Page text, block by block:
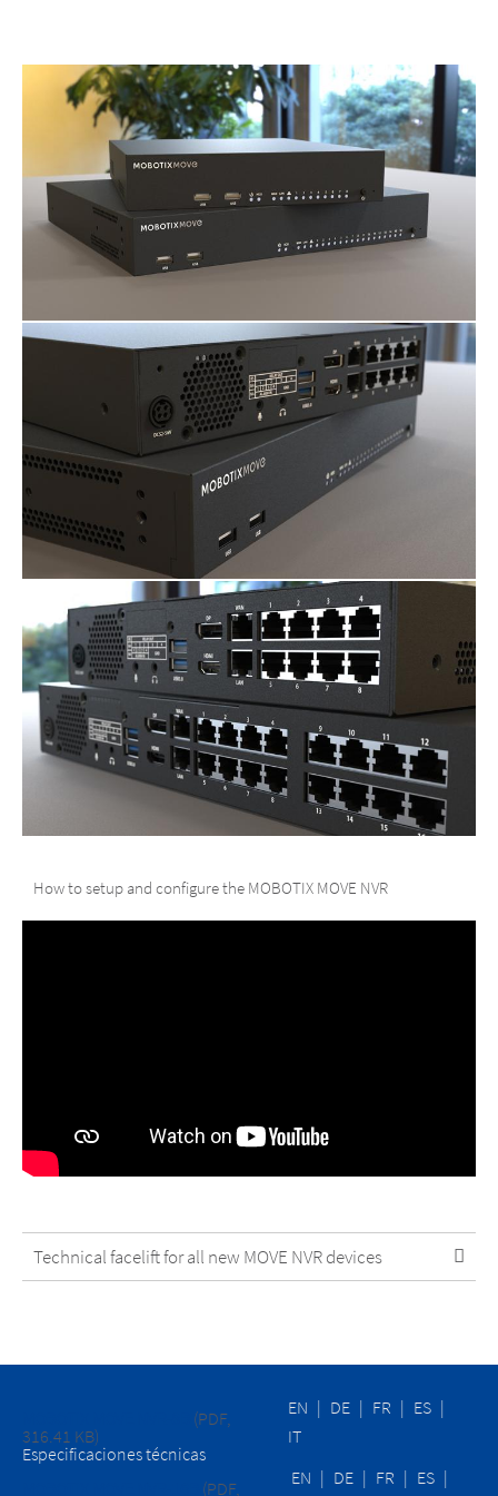
How to setup and configure the MOBOTIX MOVE NVR
Technical facelift for all new MOVE NVR devices
(PDF,
316.41 KB)
Especificaciones técnicas
EN | DE | FR | ES |
IT
(PDF,
EN | DE | FR | ES |